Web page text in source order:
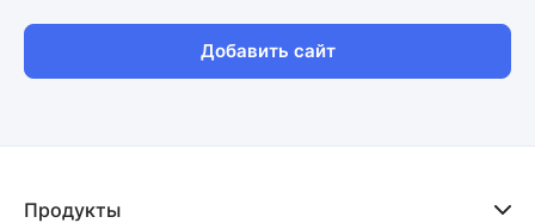
Добавить сайт
Продукты